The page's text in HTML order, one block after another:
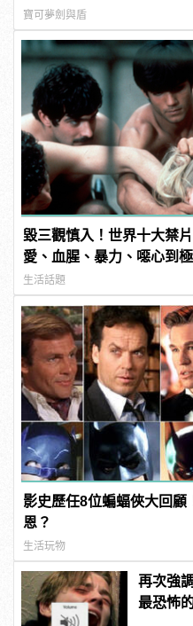
寶可夢劍與盾
毀三觀慎入！世界十大禁
愛、血腥、暴力、噁心到極
生活話題
影史歷任8位蝙蝠俠大回
恩？
生活玩物
再次強
最恐怖